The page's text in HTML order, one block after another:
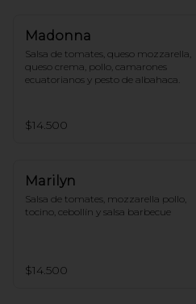
Madonna
Salsa de tomates, queso mozzarella,
queso crema, pollo, camarones
ecuatorianos y pesto de albahaca.
$14.500
Marilyn
Salsa de tomates, mozzarella pollo,
tocino, cebollín y salsa barbecue
$14.500